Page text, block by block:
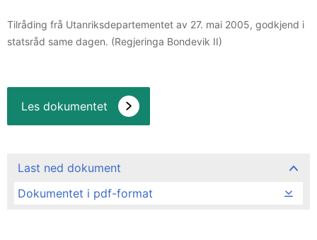
Tilråding frå Utanriksdepartementet av 27. mai 2005, godkjend i
statsråd same dagen. (Regjeringa Bondevik II)
Les dokumentet
Last ned dokument
Dokumentet i pdf-format